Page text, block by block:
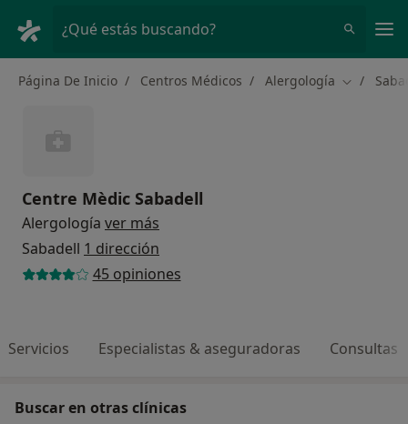
¿Qué estás buscando?
Página De Inicio Centros Médicos Alergología Cambiar
Centre Mèdic Sabadell
Alergología ver más
Sabadell 1 dirección
45 opiniones
Servicios Especialistas & aseguradoras Consultas
Buscar en otras clínicas